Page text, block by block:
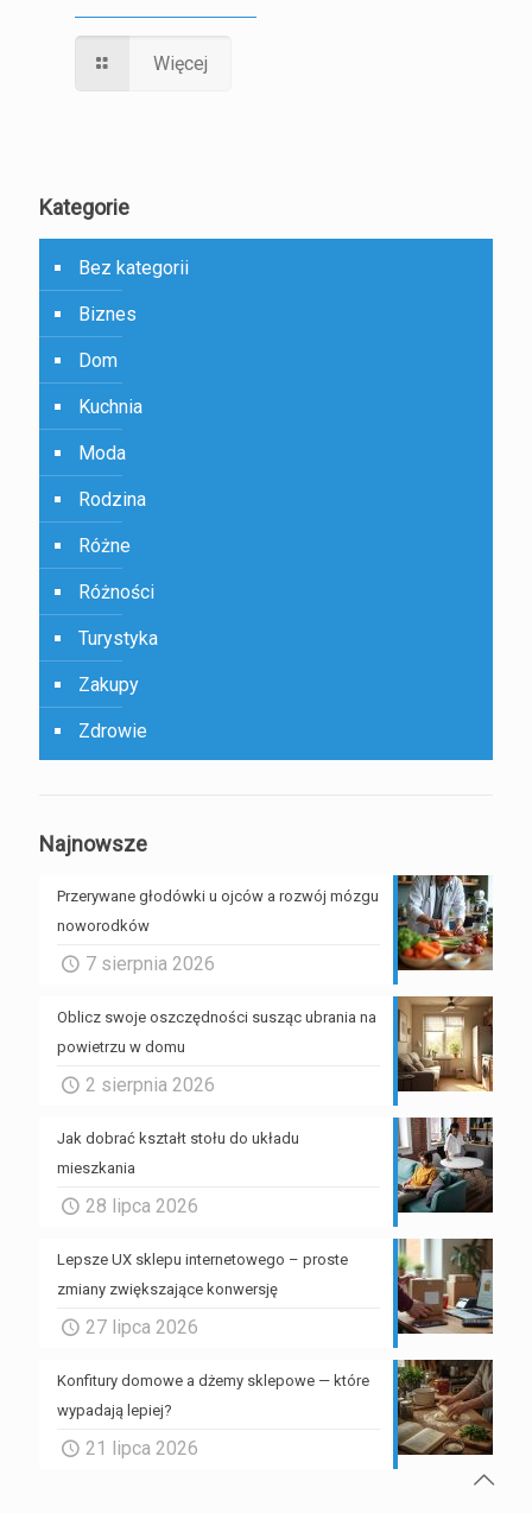
Więcej
Kategorie
Bez kategorii
Biznes
Dom
Kuchnia
Moda
Rodzina
Różne
Różności
Turystyka
Zakupy
Zdrowie
Najnowsze
Przerywane głodówki u ojców a rozwój mózgu
noworodków
7 sierpnia 2026
Oblicz swoje oszczędności susząc ubrania na
powietrzu w domu
2 sierpnia 2026
Jak dobrać kształt stołu do układu
mieszkania
28 lipca 2026
Lepsze UX sklepu internetowego – proste
zmiany zwiększające konwersję
27 lipca 2026
Konfitury domowe a dżemy sklepowe — które
wypadają lepiej?
21 lipca 2026